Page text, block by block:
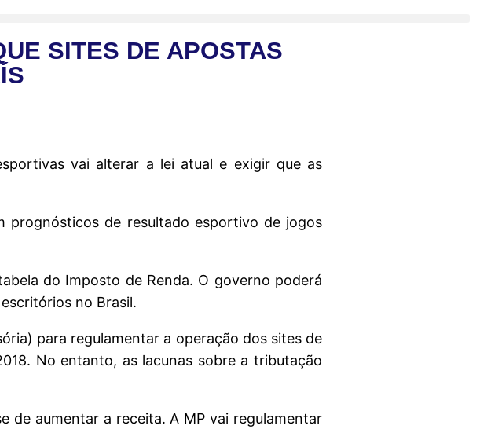
SITES DE APOSTAS
vai alterar a lei atual e exigir que as
prognósticos de resultado esportivo de jogos
do Imposto de Renda. O governo poderá
no Brasil.
para regulamentar a operação dos sites de
No entanto, as lacunas sobre a tributação
de aumentar a receita. A MP vai regulamentar